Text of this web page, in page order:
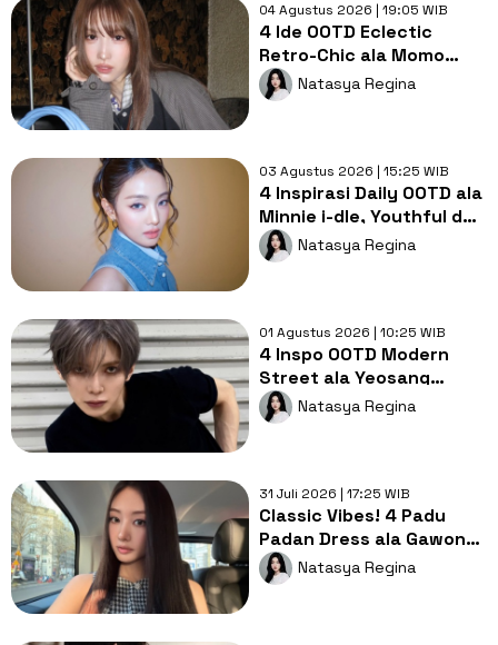
04 Agustus 2026 | 19:05 WIB
4 Ide OOTD Eclectic
Retro-Chic ala Momo
TWICE untuk yang Suka
Eksplor Gaya!
Natasya Regina
03 Agustus 2026 | 15:25 WIB
4 Inspirasi Daily OOTD ala
Minnie i-dle, Youthful dan
Modis!Natasya Regina
01 Agustus 2026 | 10:25 WIB
4 Inspo OOTD Modern
Street ala Yeosang
ATEEZ, Minimalis tapi
Eye-Catching!
Natasya Regina
31 Juli 2026 | 17:25 WIB
Classic Vibes! 4 Padu
Padan Dress ala Gawon
MEOVV yang Menarik
untuk Dicoba
Natasya Regina